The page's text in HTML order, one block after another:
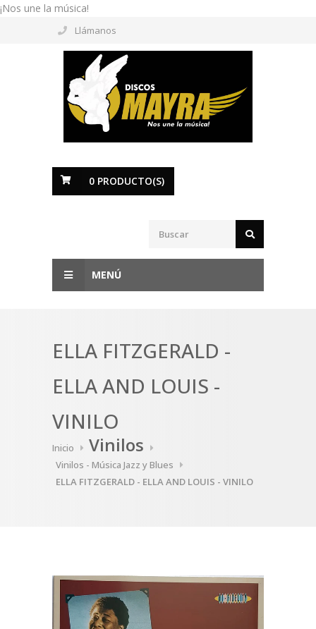
¡Nos une la música!
Llámanos
0 PRODUCTO(S)
MENÚ
ELLA FITZGERALD -
ELLA AND LOUIS -
VINILO
Inicio Vinilos
Vinilos - Música Jazz y Blues
ELLA FITZGERALD - ELLA AND LOUIS - VINILO